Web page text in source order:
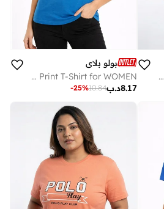
Multipack Graphic Print T-Shirt for WOMEN
بولو بلاي
Multipack Graphic Print T-Shirt for WOMEN
د.ب8.17
10.84
-25%